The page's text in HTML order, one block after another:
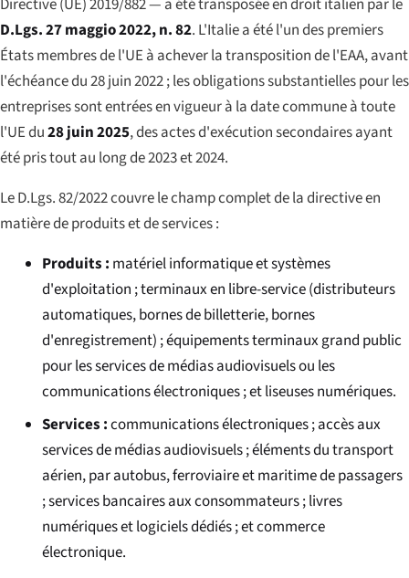
D.Lgs. 27 maggio 2022, n. 82. L'Italie a été l'un des premiers
États membres de l'UE à achever la transposition de l'EAA, avant
l'échéance du 28 juin 2022 ; les obligations substantielles pour les
entreprises sont entrées en vigueur à la date commune à toute
l'UE du28 juin 2025, des actes d'exécution secondaires ayant
été pris tout au long de 2023 et 2024.
Le D.Lgs. 82/2022 couvre le champ complet de la directive en
matière de produits et de services :
Produits : matériel informatique et systèmes
d'exploitation ; terminaux en libre-service (distributeurs
automatiques, bornes de billetterie, bornes
d'enregistrement) ; équipements terminaux grand public
pour les services de médias audiovisuels ou les
communications électroniques ; et liseuses numériques.
Services :communications électroniques ; accès aux
services de médias audiovisuels ; éléments du transport
aérien, par autobus, ferroviaire et maritime de passagers
; services bancaires aux consommateurs ; livres
numériques et logiciels dédiés ; et commerce
électronique.